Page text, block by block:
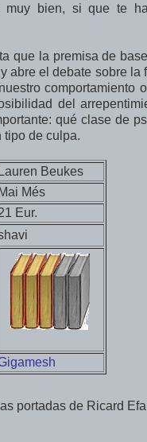
muy bien, si que te
que la premisa de
abre el debate sobre la
comportamiento
del
qué clase de
tipo de culpa.
Lauren Beukes
Mai Més
Eur.
portadas de Ricard